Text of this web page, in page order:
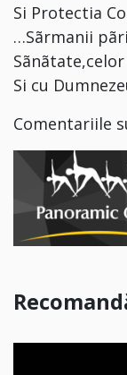
Si Protectia
…Sãrmanii
Si cu
Comentariile